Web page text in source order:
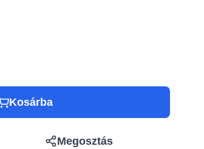
Kosárba
Megosztás